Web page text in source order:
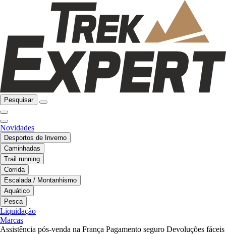
Pesquisar
Novidades
Desportos de Inverno
Caminhadas
Trail running
Corrida
Escalada / Montanhismo
Aquático
Pesca
Liquidação
Marcas
Assistência pós-venda na França Pagamento seguro Devoluções fáceis